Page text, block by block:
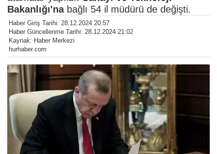
Bakanlığı'nabağlı 54 il müdürü de değişti.
Haber Giriş Tarihi: 28.12.2024 20:57
Haber Güncellenme Tarihi: 28.12.2024 21:02
Kaynak: Haber Merkezi
hurhaber.com